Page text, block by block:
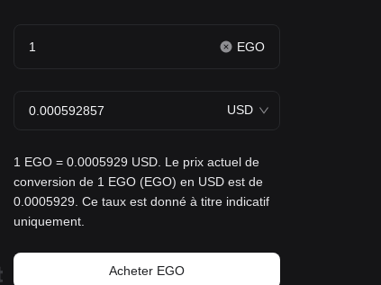
EGO
USD
1 EGO = 0.0005929 USD. Le prix actuel de
conversion de 1 EGO (EGO) en USD est de
0.0005929. Ce taux est donné à titre indicatif
uniquement.
Acheter EGO